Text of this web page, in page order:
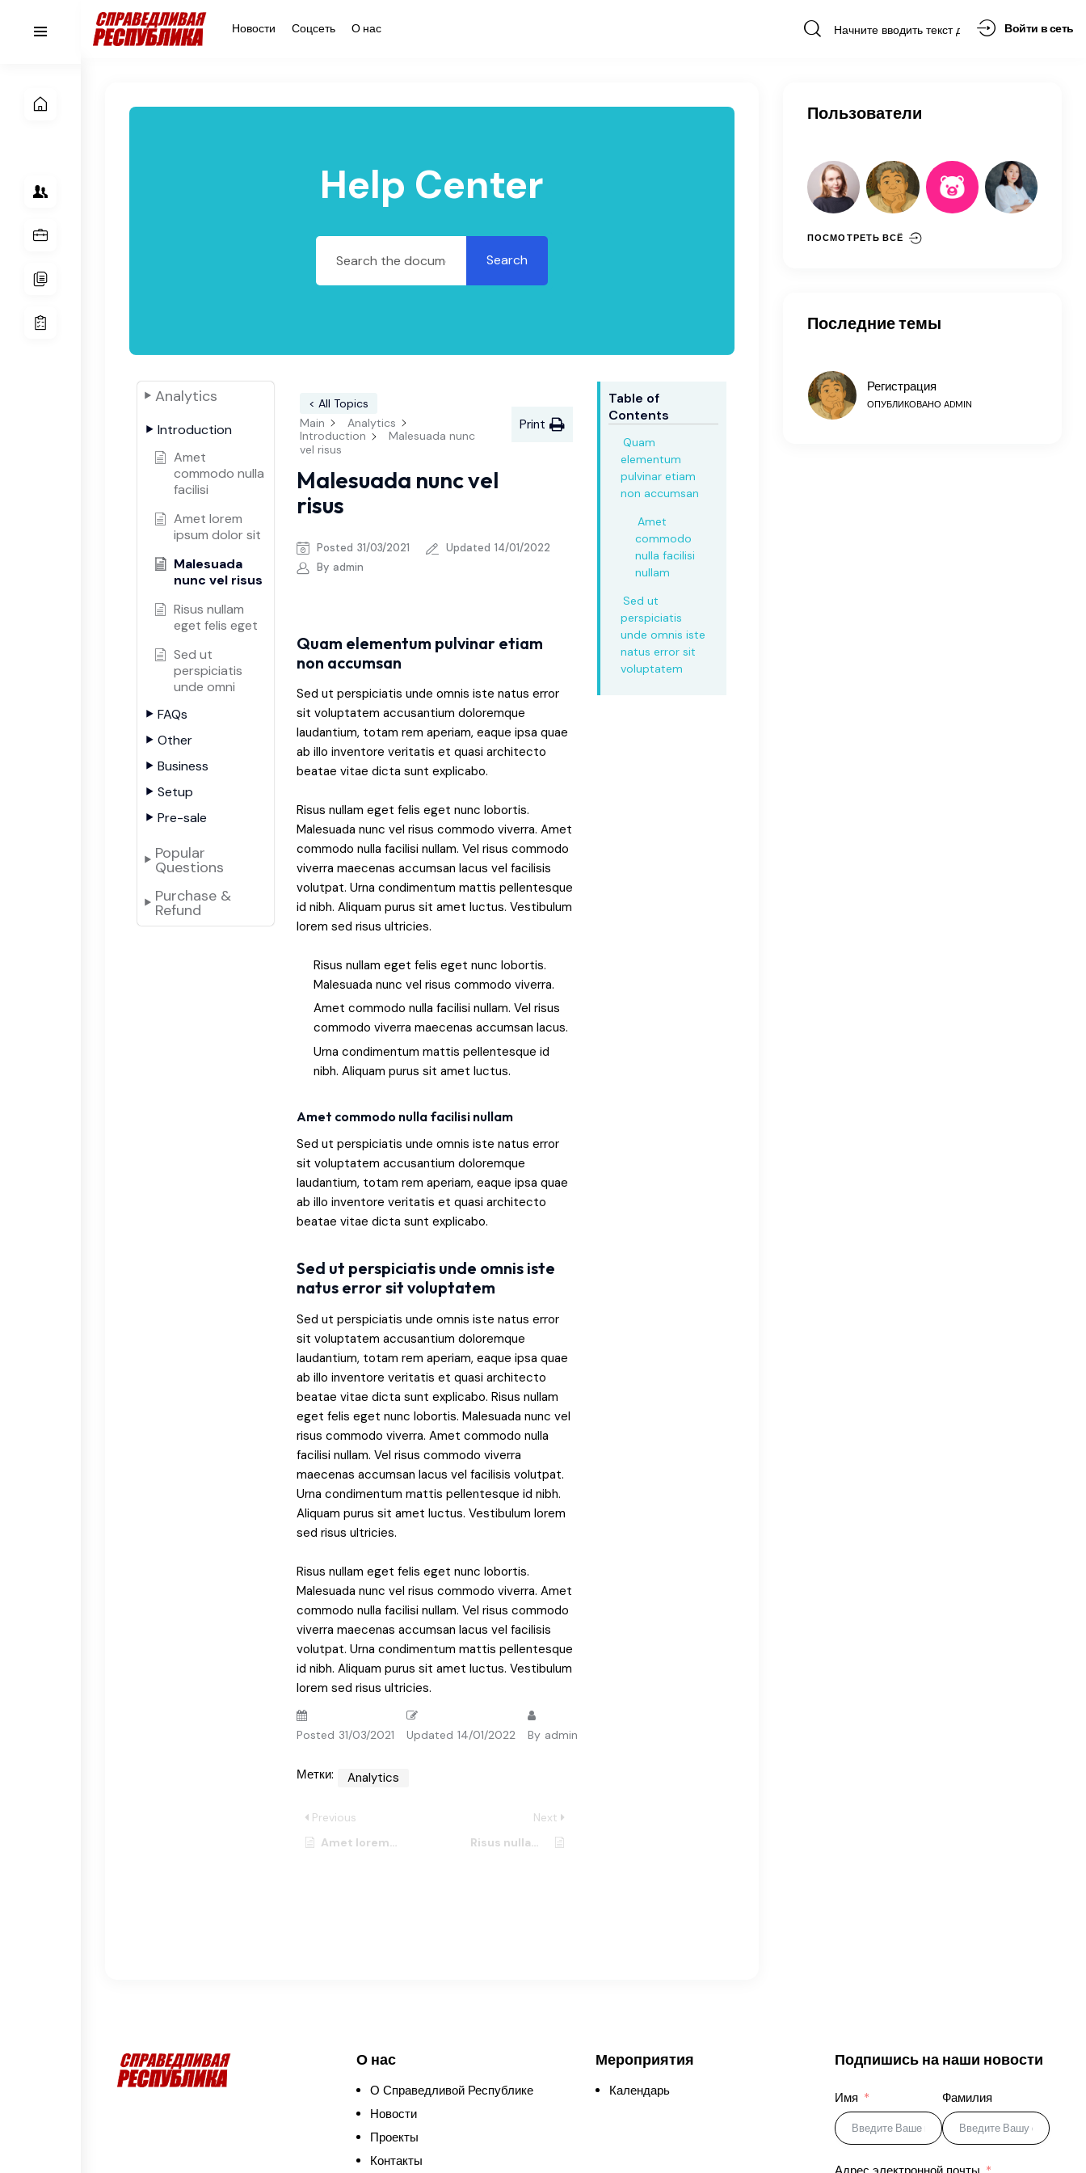
Новости Соцсеть О нас Войти в сеть
Help Center
Search
Analytics
Introduction
Amet
commodo nulla
facilisi
Amet lorem
ipsum dolor sit
Malesuada
nunc vel risus
Risus nullam
eget felis eget
Sed ut
perspiciatis
unde omni
FAQs
Other
Business
Setup
Pre-sale
Popular
Questions
Purchase &
Refund
< All Topics
Main
Analytics
Introduction
Malesuada nunc
vel risus
Print
Malesuada nunc vel
risus
Posted 31/03/2021 Updated 14/01/2022
By admin
Quam elementum pulvinar etiam
non accumsan
Sed ut perspiciatis unde omnis iste natus error
sit voluptatem accusantium doloremque
laudantium, totam rem aperiam, eaque ipsa quae
ab illo inventore veritatis et quasi architecto
beatae vitae dicta sunt explicabo.
Risus nullam eget felis eget nunc lobortis.
Malesuada nunc vel risus commodo viverra. Amet
commodo nulla facilisi nullam. Vel risus commodo
viverra maecenas accumsan lacus vel facilisis
volutpat. Urna condimentum mattis pellentesque
id nibh. Aliquam purus sit amet luctus. Vestibulum
lorem sed risus ultricies.
Risus nullam eget felis eget nunc lobortis.
Malesuada nunc vel risus commodo viverra.
Amet commodo nulla facilisi nullam. Vel risus
commodo viverra maecenas accumsan lacus.
Urna condimentum mattis pellentesque id
nibh. Aliquam purus sit amet luctus.
Amet commodo nulla facilisi nullam
Sed ut perspiciatis unde omnis iste natus error
sit voluptatem accusantium doloremque
laudantium, totam rem aperiam, eaque ipsa quae
ab illo inventore veritatis et quasi architecto
beatae vitae dicta sunt explicabo.
Sed ut perspiciatis unde omnis iste
natus error sit voluptatem
Sed ut perspiciatis unde omnis iste natus error
sit voluptatem accusantium doloremque
laudantium, totam rem aperiam, eaque ipsa quae
ab illo inventore veritatis et quasi architecto
beatae vitae dicta sunt explicabo. Risus nullam
eget felis eget nunc lobortis. Malesuada nunc vel
risus commodo viverra. Amet commodo nulla
facilisi nullam. Vel risus commodo viverra
maecenas accumsan lacus vel facilisis volutpat.
Urna condimentum mattis pellentesque id nibh.
Aliquam purus sit amet luctus. Vestibulum lorem
sed risus ultricies.
Risus nullam eget felis eget nunc lobortis.
Malesuada nunc vel risus commodo viverra. Amet
commodo nulla facilisi nullam. Vel risus commodo
viverra maecenas accumsan lacus vel facilisis
volutpat. Urna condimentum mattis pellentesque
id nibh. Aliquam purus sit amet luctus. Vestibulum
lorem sed risus ultricies.
Posted 31/03/2021 Updated 14/01/2022 By admin
Метки: Analytics
Previous
Amet lorem ipsum dolor sit
Next
Risus nullam eget felis eget
Table of
Contents
Quam
elementum
pulvinar etiam
non accumsan
Amet
commodo
nulla facilisi
nullam
Sed ut
perspiciatis
unde omnis iste
natus error sit
voluptatem
Пользователи
ПОСМОТРЕТЬ ВСЁ
Последние темы
Регистрация
ОПУБЛИКОВАНО ADMIN
О нас
О Справедливой Республике
Новости
Проекты
Контакты
Мероприятия
Календарь
Подпишись на наши новости
Имя Фамилия